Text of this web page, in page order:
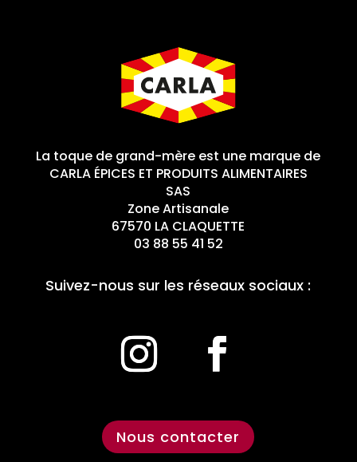
La toque de grand-mère est une marque de
CARLA ÉPICES ET PRODUITS ALIMENTAIRES
SAS
Zone Artisanale
67570 LA CLAQUETTE
03 88 55 41 52
Suivez-nous sur les réseaux sociaux :
Nous contacter